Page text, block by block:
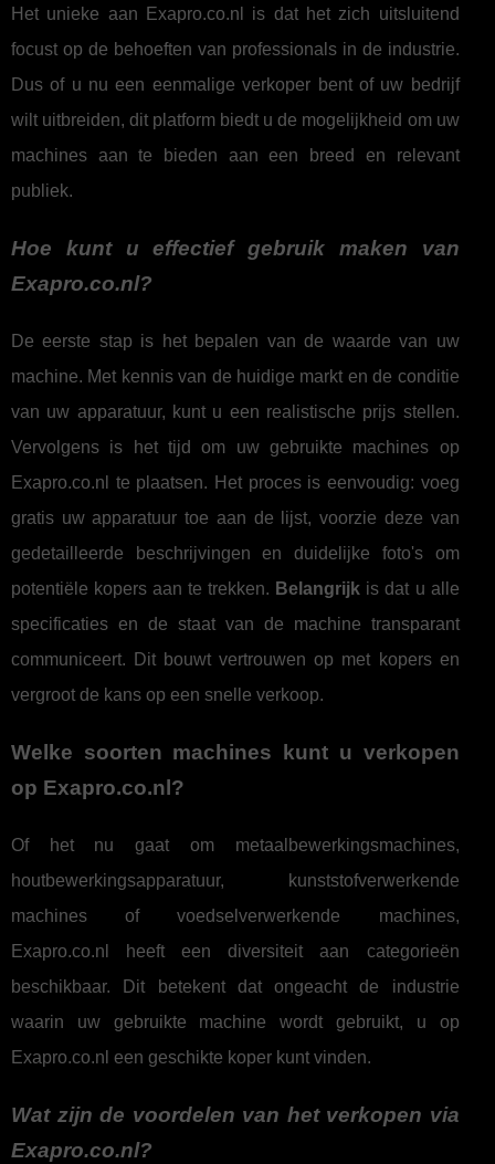
Het unieke aan Exapro.co.nl is dat het zich uitsluitend
focust op de behoeften van professionals in de industrie.
Dus of u nu een eenmalige verkoper bent of uw bedrijf
wilt uitbreiden, dit platform biedt u de mogelijkheid om uw
machines aan te bieden aan een breed en relevant
publiek.
Hoe kunt u effectief gebruik maken van
Exapro.co.nl?
De eerste stap is het bepalen van de waarde van uw
machine. Met kennis van de huidige markt en de conditie
van uw apparatuur, kunt u een realistische prijs stellen.
Vervolgens is het tijd om uw gebruikte machines op
Exapro.co.nl te plaatsen. Het proces is eenvoudig: voeg
gratis uw apparatuur toe aan de lijst, voorzie deze van
gedetailleerde beschrijvingen en duidelijke foto's om
potentiële kopers aan te trekken. Belangrijk is dat u alle
specificaties en de staat van de machine transparant
communiceert. Dit bouwt vertrouwen op met kopers en
vergroot de kans op een snelle verkoop.
Welke soorten machines kunt u verkopen
op Exapro.co.nl?
Of het nu gaat om metaalbewerkingsmachines,
houtbewerkingsapparatuur, kunststofverwerkende
machines of voedselverwerkende machines,
Exapro.co.nl heeft een diversiteit aan categorieën
beschikbaar. Dit betekent dat ongeacht de industrie
waarin uw gebruikte machine wordt gebruikt, u op
Exapro.co.nl een geschikte koper kunt vinden.
Wat zijn de voordelen van het verkopen via
Exapro.co.nl?